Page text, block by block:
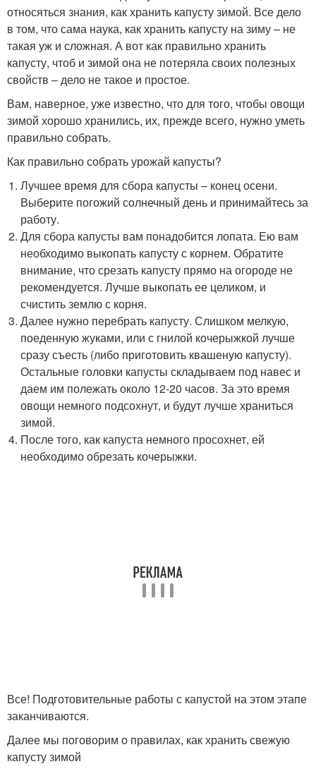
относяться знания, как хранить капусту зимой. Все дело
в том, что сама наука, как хранить капусту на зиму – не
такая уж и сложная. А вот как правильно хранить
капусту, чтоб и зимой она не потеряла своих полезных
свойств – дело не такое и простое.
Вам, наверное, уже известно, что для того, чтобы овощи
зимой хорошо хранились, их, прежде всего, нужно уметь
правильно собрать.
Как правильно собрать урожай капусты?
Лучшее время для сбора капусты – конец осени.
Выберите погожий солнечный день и принимайтесь за
работу.
Для сбора капусты вам понадобится лопата. Ею вам
необходимо выкопать капусту с корнем. Обратите
внимание, что срезать капусту прямо на огороде не
рекомендуется. Лучше выкопать ее целиком, и
счистить землю с корня.
Далее нужно перебрать капусту. Слишком мелкую,
поеденную жуками, или с гнилой кочерыжкой лучше
сразу съесть (либо приготовить квашеную капусту).
Остальные головки капусты складываем под навес и
даем им полежать около 12-20 часов. За это время
овощи немного подсохнут, и будут лучше храниться
зимой.
После того, как капуста немного просохнет, ей
необходимо обрезать кочерыжки.
Все! Подготовительные работы с капустой на этом этапе
заканчиваются.
Далее мы поговорим о правилах, как хранить свежую
капусту зимой